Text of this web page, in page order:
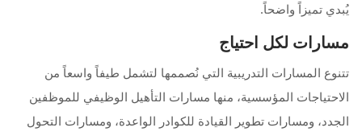
يُبدي تميزاً واضحاً.
مسارات لكل احتياج
تتنوع المسارات التدريبية التي نُصممها لتشمل طيفاً واسعاً من
الاحتياجات المؤسسية، منها مسارات التأهيل الوظيفي للموظفين
الجدد، ومسارات تطوير القيادة للكوادر الواعدة، ومسارات التحول